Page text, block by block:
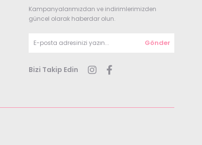
Kampanyalarımızdan ve indirimlerimizden
güncel olarak haberdar olun.
Gönder
Bizi Takip Edin